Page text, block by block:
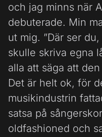
och jag minns när
debuterade. Min
ut mig. ”Där ser
skulle skriva egna
alla att säga att
Det är helt ok, för
musikindustrin
satsa på
oldfashioned och